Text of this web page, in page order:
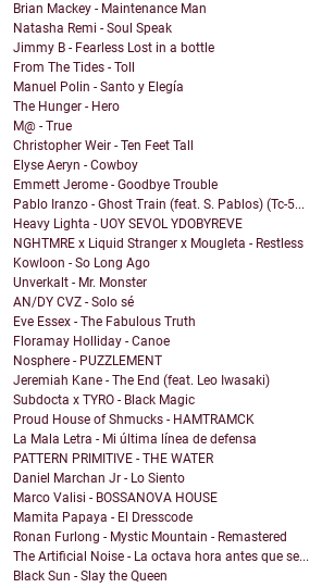
Brian Mackey - Maintenance Man
Natasha Remi - Soul Speak
Jimmy B - Fearless Lost in a bottle
From The Tides - Toll
Manuel Polin - Santo y Elegía
The Hunger - Hero
M@ - True
Christopher Weir - Ten Feet Tall
Elyse Aeryn - Cowboy
Emmett Jerome - Goodbye Trouble
Pablo Iranzo - Ghost Train (feat. S. Pablos) (Tc-5...
Heavy Lighta - UOY SEVOL YDOBYREVE
NGHTMRE x Liquid Stranger x Mougleta - Restless
Kowloon - So Long Ago
Unverkalt - Mr. Monster
AN/DY CVZ - Solo sé
Eve Essex - The Fabulous Truth
Floramay Holliday - Canoe
Nosphere - PUZZLEMENT
Jeremiah Kane - The End (feat. Leo Iwasaki)
Subdocta x TYRO - Black Magic
Proud House of Shmucks - HAMTRAMCK
La Mala Letra - Mi última línea de defensa
PATTERN PRIMITIVE - THE WATER
Daniel Marchan Jr - Lo Siento
Marco Valisi - BOSSANOVA HOUSE
Mamita Papaya - El Dresscode
Ronan Furlong - Mystic Mountain - Remastered
The Artificial Noise - La octava hora antes que se...
Black Sun - Slay the Queen